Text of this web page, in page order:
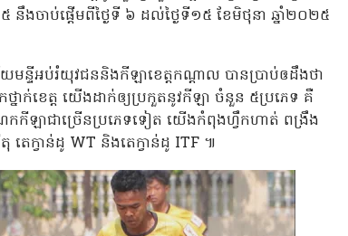
ងចាប់ផ្តើមពីថ្ងៃទី ៦ ដល់ថ្ងៃទី១៥ ខែមិថុនា ឆ្នាំ២០២៥
ទីអប់រំយុវជននិងកីឡាខេត្តកណ្តាល បានប្រាប់ឲដឹងថា
ាក់ខេត្ត យើងដាក់ឲ្យប្រកួតនូវកីឡា ចំនួន ៥ប្រភេទ គឺ
កីឡាជាច្រើនប្រភេទទៀត យើងកំពុងហ្វឹកហាត់ ពង្រឹង
េក្វាន់ដូ WT និងតេក្វាន់ដូ ITF ៕